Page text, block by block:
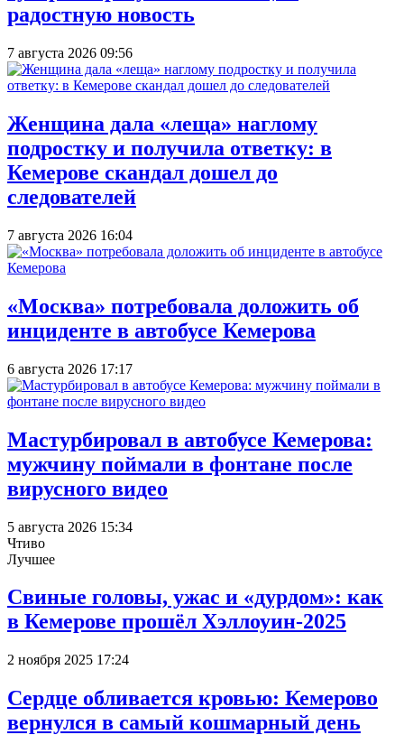
радостную новость
7 августа 2026 09:56
Женщина дала «леща» наглому
подростку и получила ответку: в
Кемерове скандал дошел до
следователей
7 августа 2026 16:04
«Москва» потребовала доложить об
инциденте в автобусе Кемерова
6 августа 2026 17:17
Мастурбировал в автобусе Кемерова:
мужчину поймали в фонтане после
вирусного видео
5 августа 2026 15:34
Чтиво
Лучшее
Свиные головы, ужас и «дурдом»: как
в Кемерове прошёл Хэллоуин-2025
2 ноября 2025 17:24
Сердце обливается кровью: Кемерово
вернулся в самый кошмарный день